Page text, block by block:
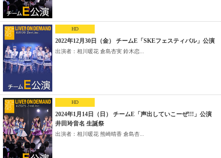
HD
2022年12月30日（金） チームE「SKEフェスティバル」公演
出演者：相川暖花 倉島杏実 鈴木恋...
HD
2024年1月14日（日） チームE「声出していこーぜ!!!」公演
井田玲音名 生誕祭
出演者：相川暖花 熊崎晴香 倉島杏...